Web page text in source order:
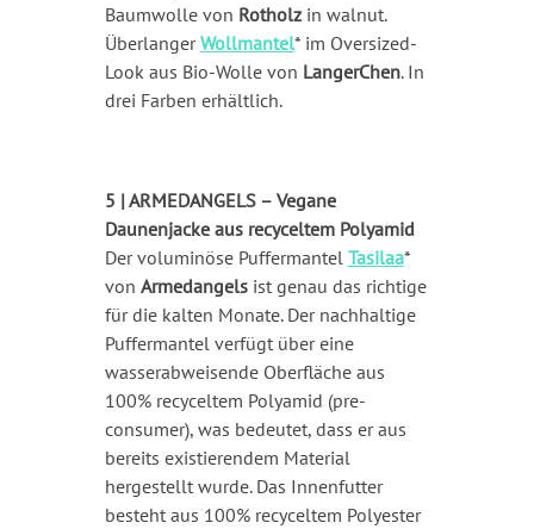
Baumwolle von Rotholzin walnut.
ÜberlangerWollmantel* im Oversized-
Look aus Bio-Wolle von LangerChen. In
drei Farben erhältlich.
5 | ARMEDANGELS – Vegane
Daunenjacke aus recyceltem Polyamid
Der voluminöse Puffermantel Tasilaa*
von Armedangelsist genau das richtige
für die kalten Monate. Der nachhaltige
Puffermantel verfügt über eine
wasserabweisende Oberfläche aus
100% recyceltem Polyamid (pre-
consumer), was bedeutet, dass er aus
bereits existierendem Material
hergestellt wurde. Das Innenfutter
besteht aus 100% recyceltem Polyester